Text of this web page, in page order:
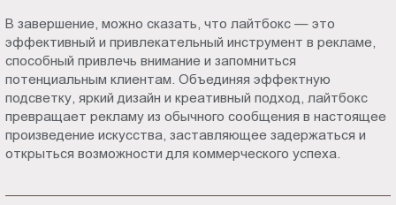
В завершение, можно сказать, что лайтбокс — это
эффективный и привлекательный инструмент в рекламе,
способный привлечь внимание и запомниться
потенциальным клиентам. Объединяя эффектную
подсветку, яркий дизайн и креативный подход, лайтбокс
превращает рекламу из обычного сообщения в настоящее
произведение искусства, заставляющее задержаться и
открыться возможности для коммерческого успеха.